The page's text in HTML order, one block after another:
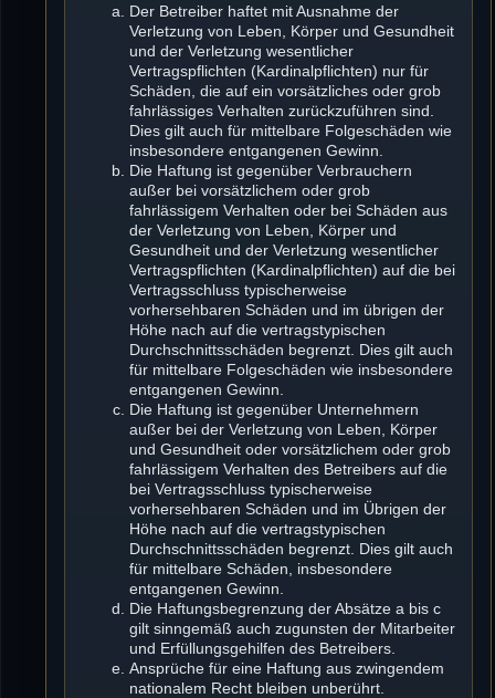
Der Betreiber haftet mit Ausnahme der
Verletzung von Leben, Körper und Gesundheit
und der Verletzung wesentlicher
Vertragspflichten (Kardinalpflichten) nur für
Schäden, die auf ein vorsätzliches oder grob
fahrlässiges Verhalten zurückzuführen sind.
Dies gilt auch für mittelbare Folgeschäden wie
insbesondere entgangenen Gewinn.
Die Haftung ist gegenüber Verbrauchern
außer bei vorsätzlichem oder grob
fahrlässigem Verhalten oder bei Schäden aus
der Verletzung von Leben, Körper und
Gesundheit und der Verletzung wesentlicher
Vertragspflichten (Kardinalpflichten) auf die bei
Vertragsschluss typischerweise
vorhersehbaren Schäden und im übrigen der
Höhe nach auf die vertragstypischen
Durchschnittsschäden begrenzt. Dies gilt auch
für mittelbare Folgeschäden wie insbesondere
entgangenen Gewinn.
Die Haftung ist gegenüber Unternehmern
außer bei der Verletzung von Leben, Körper
und Gesundheit oder vorsätzlichem oder grob
fahrlässigem Verhalten des Betreibers auf die
bei Vertragsschluss typischerweise
vorhersehbaren Schäden und im Übrigen der
Höhe nach auf die vertragstypischen
Durchschnittsschäden begrenzt. Dies gilt auch
für mittelbare Schäden, insbesondere
entgangenen Gewinn.
Die Haftungsbegrenzung der Absätze a bis c
gilt sinngemäß auch zugunsten der Mitarbeiter
und Erfüllungsgehilfen des Betreibers.
Ansprüche für eine Haftung aus zwingendem
nationalem Recht bleiben unberührt.